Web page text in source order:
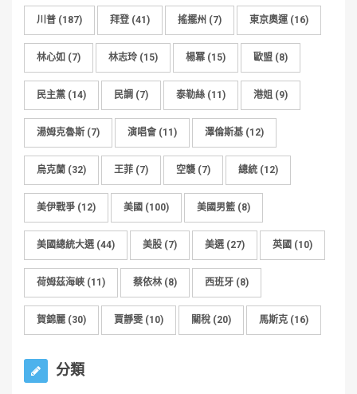
川普 (187) 拜登 (41) 搖擺州 (7) 東京奧運(16)
林心如 (7) 林志玲 (15) 楊冪 (15) 歐盟 (8)
民主黨 (14) 民調 (7) 泰勒絲 (11) 港姐 (9)
湯姆克魯斯 (7) 演唱會 (11) 澤倫斯基 (12)
烏克蘭 (32) 王菲 (7) 空襲 (7) 總統 (12)
美伊戰爭 (12) 美國 (100) 美國男籃 (8)
美國總統大選(44) 美股 (7) 美選(27) 英國 (10)
荷姆茲海峽 (11) 蔡依林 (8) 西班牙 (8)
賀錦麗 (30) 賈靜雯 (10) 關稅 (20) 馬斯克 (16)
分類